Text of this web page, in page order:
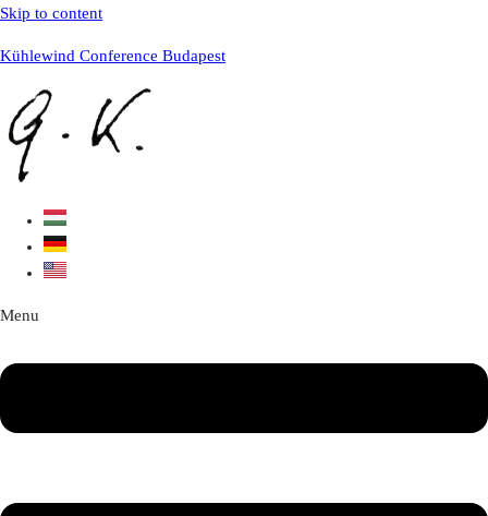
Skip to content
Kühlewind Conference Budapest
Menu